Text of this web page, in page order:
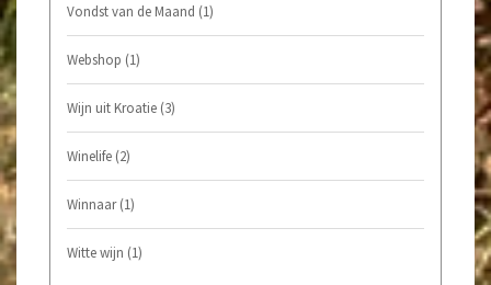
Vondst van de Maand (1)
Webshop (1)
Wijn uit Kroatie (3)
Winelife (2)
Winnaar(1)
Witte wijn (1)